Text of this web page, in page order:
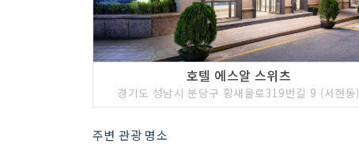
호텔 에스알 스위츠
경기도 성남시 분당구 황새울로319번길 9 (서현동)
주변 관광 명소